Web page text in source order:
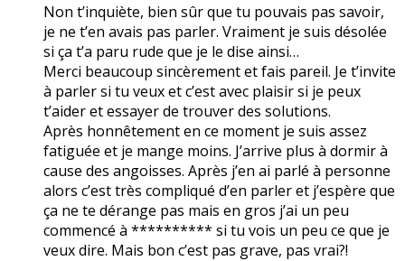
Non t’inquiète, bien sûr que tu pouvais pas savoir,
je ne t’en avais pas parler. Vraiment je suis désolée
si ça t’a paru rude que je le dise ainsi…
Merci beaucoup sincèrement et fais pareil. Je t’invite
à parler si tu veux et c’est avec plaisir si je peux
t’aider et essayer de trouver des solutions.
Après honnêtement en ce moment je suis assez
fatiguée et je mange moins. J’arrive plus à dormir à
cause des angoisses. Après j’en ai parlé à personne
alors c’est très compliqué d’en parler et j’espère que
ça ne te dérange pas mais en gros j’ai un peu
commencé à ********** si tu vois un peu ce que je
veux dire. Mais bon c’est pas grave, pas vrai?!